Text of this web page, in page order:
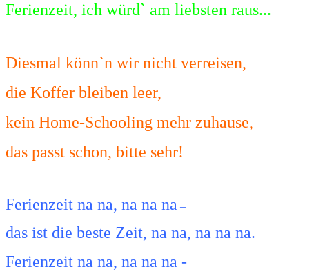
Ferienzeit, ich würd` am liebsten raus...
Diesmal könn`n wir nicht verreisen,
die Koffer bleiben leer,
kein Home-Schooling mehr zuhause,
das passt schon, bitte sehr!
Ferienzeit na na, na na na –
das ist die beste Zeit, na na, na na na.
Ferienzeit na na, na na na -